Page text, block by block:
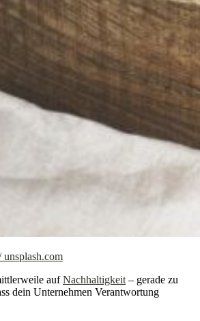
aufNachhaltigkeit – gerade zu
dein Unternehmen Verantwortung